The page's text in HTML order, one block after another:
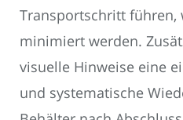
Transportschritt führen,
minimiert werden.
visuelle Hinweise eine
und systematische